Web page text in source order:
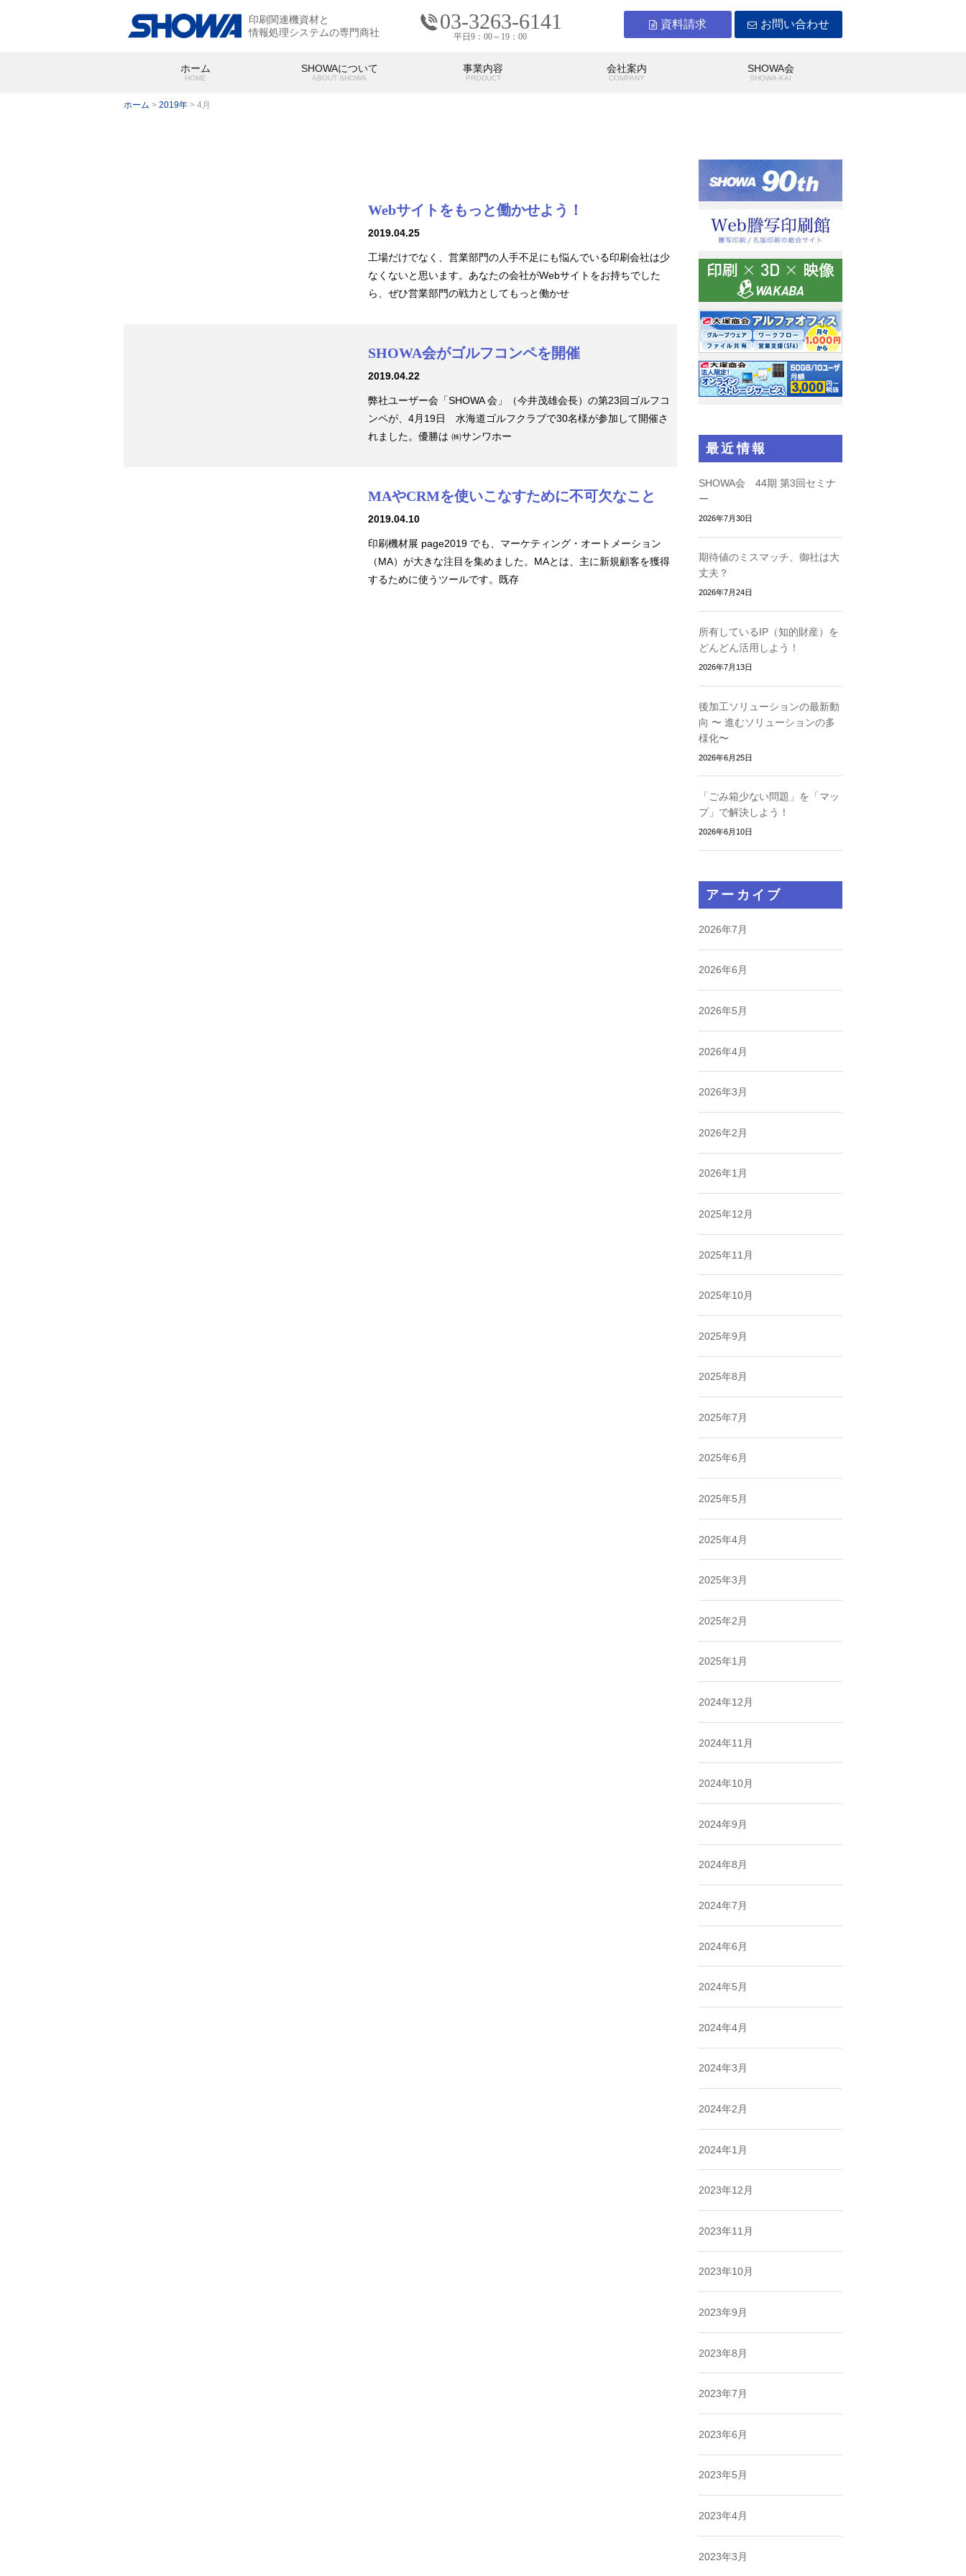
印刷関連機資材と
情報処理システムの専門商社
03-3263-6141
平日9：00～19：00
資料請求 お問い合わせ
ホーム
HOME
SHOWAについて
ABOUT SHOWA
SHOWAの強み
事業内容
PRODUCT
会社案内
COMPANY
代表挨拶 アクセス 沿革
SHOWA会
SHOWA-KAI
ホーム > 2019年 > 4月
Webサイトをもっと働かせよう！
2019.04.25
工場だけでなく、営業部門の人手不足にも悩んでいる印刷会社は少
なくないと思います。あなたの会社がWebサイトをお持ちでした
ら、ぜひ営業部門の戦力としてもっと働かせ
SHOWA会がゴルフコンペを開催
2019.04.22
弊社ユーザー会「SHOWA 会」（今井茂雄会長）の第23回ゴルフコ
ンペが、4月19日 水海道ゴルフクラブで30名様が参加して開催さ
れました。優勝は ㈱サンワホー
MAやCRMを使いこなすために不可欠なこと
2019.04.10
印刷機材展 page2019 でも、マーケティング・オートメーション
（MA）が大きな注目を集めました。MAとは、主に新規顧客を獲得
するために使うツールです。既存
最近情報
SHOWA会 44期 第3回セミナ
ー
2026年7月30日
期待値のミスマッチ、御社は大
丈夫？
2026年7月24日
所有しているIP（知的財産）を
どんどん活用しよう！
2026年7月13日
後加工ソリューションの最新動
向 〜 進むソリューションの多
様化〜
2026年6月25日
「ごみ箱少ない問題」を「マッ
プ」で解決しよう！
2026年6月10日
アーカイブ
2026年7月
2026年6月
2026年5月
2026年4月
2026年3月
2026年2月
2026年1月
2025年12月
2025年11月
2025年10月
2025年9月
2025年8月
2025年7月
2025年6月
2025年5月
2025年4月
2025年3月
2025年2月
2025年1月
2024年12月
2024年11月
2024年10月
2024年9月
2024年8月
2024年7月
2024年6月
2024年5月
2024年4月
2024年3月
2024年2月
2024年1月
2023年12月
2023年11月
2023年10月
2023年9月
2023年8月
2023年7月
2023年6月
2023年5月
2023年4月
2023年3月